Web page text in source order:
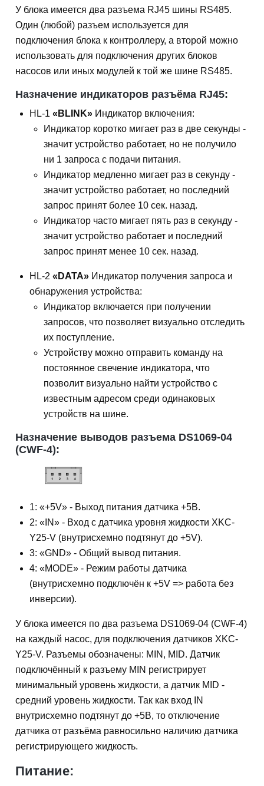
У блока имеется два разъема RJ45 шины RS485.
Один (любой) разъем используется для
подключения блока к контроллеру, а второй можно
использовать для подключения других блоков
насосов или иных модулей к той же шине RS485.
Назначение индикаторов разъёма RJ45:
HL-1 «BLINK» Индикатор включения:
Индикатор коротко мигает раз в две секунды -
значит устройство работает, но не получило
ни 1 запроса с подачи питания.
Индикатор медленно мигает раз в секунду -
значит устройство работает, но последний
запрос принят более 10 сек. назад.
Индикатор часто мигает пять раз в секунду -
значит устройство работает и последний
запрос принят менее 10 сек. назад.
HL-2 «DATA» Индикатор получения запроса и
обнаружения устройства:
Индикатор включается при получении
запросов, что позволяет визуально отследить
их поступление.
Устройству можно отправить команду на
постоянное свечение индикатора, что
позволит визуально найти устройство с
известным адресом среди одинаковых
устройств на шине.
Назначение выводов разъема DS1069-04
(CWF-4):
1: «+5V» - Выход питания датчика +5В.
2: «IN» - Вход с датчика уровня жидкости XKC-
Y25-V (внутрисхемно подтянут до +5V).
3: «GND» - Общий вывод питания.
4: «MODE» - Режим работы датчика
(внутрисхемно подключён к +5V => работа без
инверсии).
У блока имеется по два разъема DS1069-04 (CWF-4)
на каждый насос, для подключения датчиков XKC-
Y25-V. Разъемы обозначены: MIN, MID. Датчик
подключённый к разъему MIN регистрирует
минимальный уровень жидкости, а датчик MID -
средний уровень жидкости. Так как вход IN
внутрисхемно подтянут до +5В, то отключение
датчика от разъёма равносильно наличию датчика
регистрирующего жидкость.
Питание: